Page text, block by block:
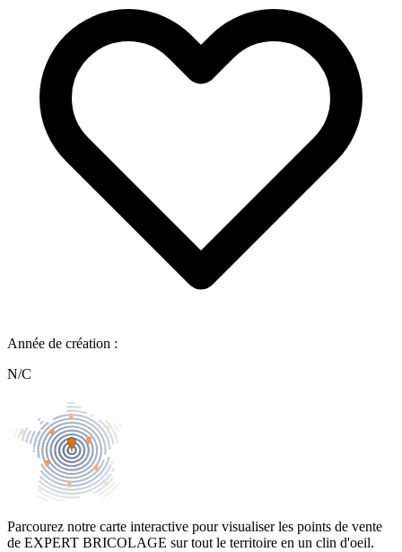
Année de création :
N/C
Parcourez notre carte interactive pour visualiser les points de vente
de EXPERT BRICOLAGE sur tout le territoire en un clin d'oeil.